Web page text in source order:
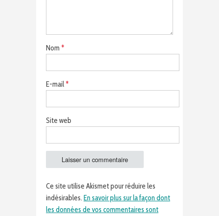
Nom *
E-mail*
Site web
Ce site utilise Akismet pour réduire les
indésirables. En savoir plus sur la façon dont
les données de vos commentaires sont